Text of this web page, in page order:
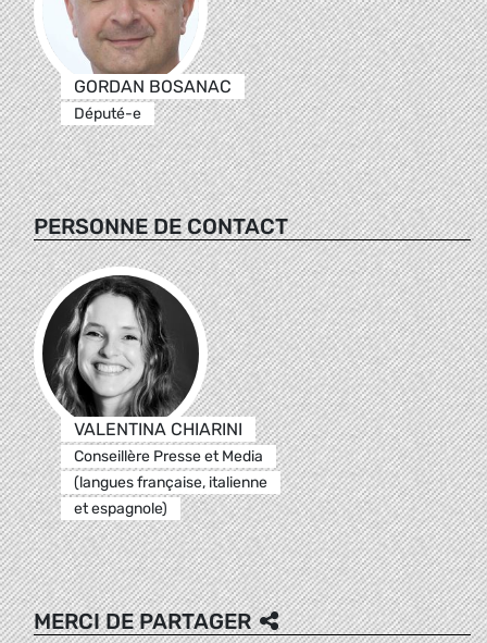
GORDAN BOSANAC
Député-e
PERSONNE DE CONTACT
VALENTINA CHIARINI
Conseillère Presse et Media
(langues française, italienne
et espagnole)
MERCI DE PARTAGER